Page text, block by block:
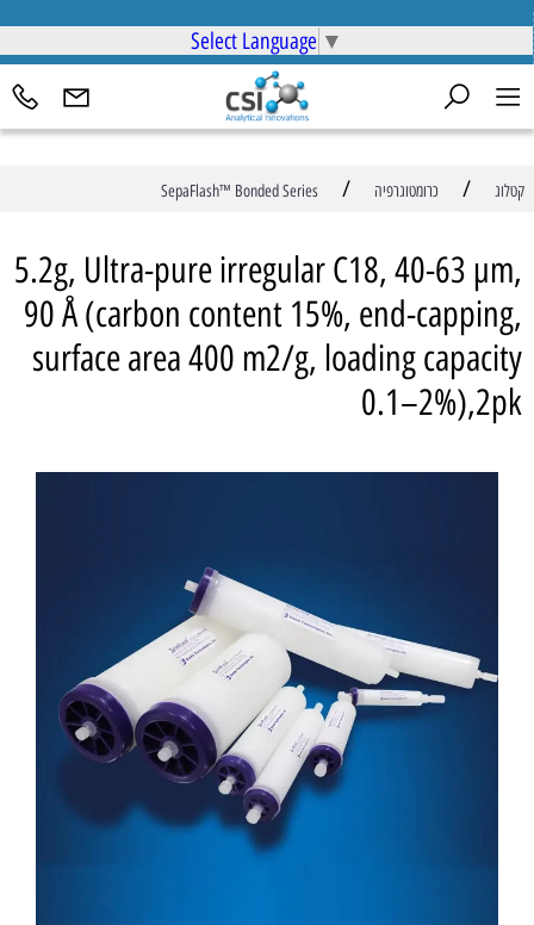
Select Language ▼
קטלוג / כרומטוגרפיה /
SepaFlash™ Bonded Series
5.2g, Ultra-pure irregular C18, 40-63 µm,
90 Å (carbon content 15%, end-capping,
surface area 400 m2/g, loading capacity
0.1–2%),2pk